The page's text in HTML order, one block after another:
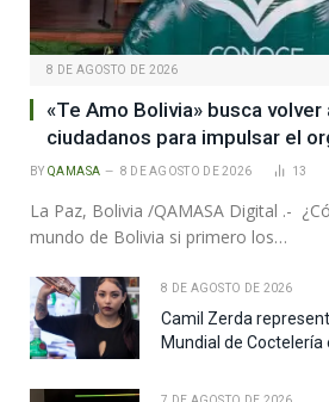
8 DE AGOSTO DE 2026
«Te Amo Bolivia» busca volver
ciudadanos para impulsar el
BY QAMASA 8 DE AGOSTO DE 2026 13
La Paz, Bolivia /QAMASA Digital .-
mundo de Bolivia si primero los…
8 DE AGOSTO DE 2026
Camil Zerda
Mundial de Coctelería